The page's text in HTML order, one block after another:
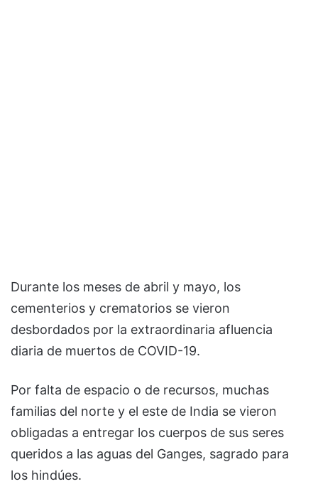
Durante los meses de abril y mayo, los
cementerios y crematorios se vieron
desbordados por la extraordinaria afluencia
diaria de muertos de COVID-19.
Por falta de espacio o de recursos, muchas
familias del norte y el este de India se vieron
obligadas a entregar los cuerpos de sus seres
queridos a las aguas del Ganges, sagrado para
los hindúes.